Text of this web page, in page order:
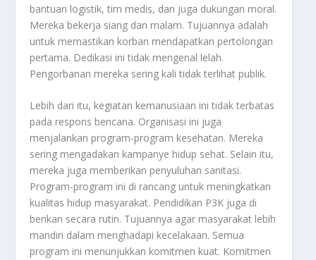
bantuan logistik, tim medis, dan juga dukungan moral.
Mereka bekerja siang dan malam. Tujuannya adalah
untuk memastikan korban mendapatkan pertolongan
pertama. Dedikasi ini tidak mengenal lelah.
Pengorbanan mereka sering kali tidak terlihat publik.
Lebih dari itu, kegiatan kemanusiaan ini tidak terbatas
pada respons bencana. Organisasi ini juga
menjalankan program-program kesehatan. Mereka
sering mengadakan kampanye hidup sehat. Selain itu,
mereka juga memberikan penyuluhan sanitasi.
Program-program ini di rancang untuk meningkatkan
kualitas hidup masyarakat. Pendidikan P3K juga di
berikan secara rutin. Tujuannya agar masyarakat lebih
mandiri dalam menghadapi kecelakaan. Semua
program ini menunjukkan komitmen kuat. Komitmen